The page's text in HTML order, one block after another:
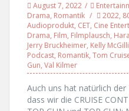
August 7, 2022
Drama, Romantik 2022,
Audioprodukt, CET, Cine
Drama, Film, Filmplausch,
Jerry Bruckheimer, Kelly
Podcast, Romantik, Tom
Gun, Val Kilmer
Auch uns hat natürlich
dass wir die CRUISE